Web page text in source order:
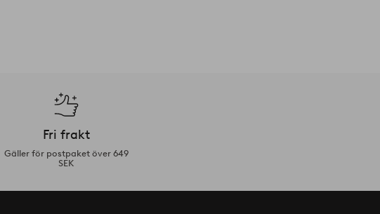
Fri frakt
Gäller för postpaket över 649
SEK